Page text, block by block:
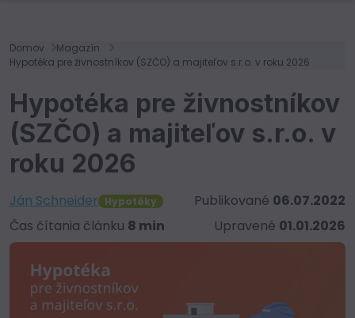
Domov
Magazín
Hypotéka pre živnostníkov (SZČO) a majiteľov s.r.o. v roku 2026
Hypotéka pre živnostníkov
(SZČO) a majiteľov s.r.o. v
roku 2026
Ján Schneider Hypotéky Publikované 06.07.2022
Čas čítania článku 8 min Upravené 01.01.2026